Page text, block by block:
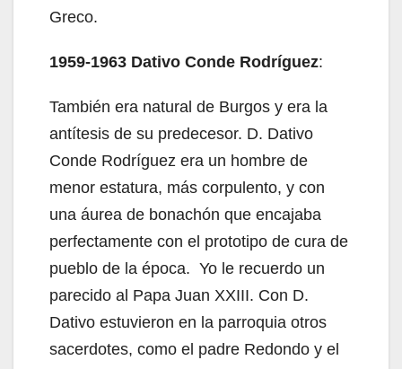
Greco.
1959-1963 Dativo Conde Rodríguez:
También era natural de Burgos y era la
antítesis de su predecesor. D. Dativo
Conde Rodríguez era un hombre de
menor estatura, más corpulento, y con
una áurea de bonachón que encajaba
perfectamente con el prototipo de cura de
pueblo de la época. Yo le recuerdo un
parecido al Papa Juan XXIII. Con D.
Dativo estuvieron en la parroquia otros
sacerdotes, como el padre Redondo y el